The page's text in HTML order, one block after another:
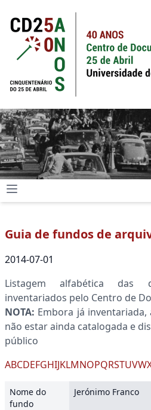
Guia de fundos de
2014-07-01
Listagem alfabética das
inventariados pelo Centro de
NOTA: Embora já
não estar ainda catalogada e
público
ABCDEFGHIJKLMNOPQRSTUVW
Nome do
fundo
Jerónimo Franco